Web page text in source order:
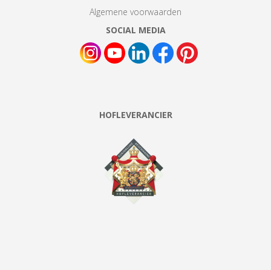
Algemene voorwaarden
SOCIAL MEDIA
HOFLEVERANCIER